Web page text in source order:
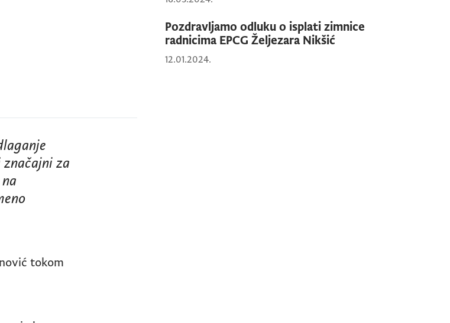
za
tokom
Pozdravljamo odluku o isplati zimnice
radnicima EPCG Željezara Nikšić
12.01.2024.